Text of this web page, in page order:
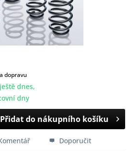
dopravu
dnes,
dny
Přidat do nákupního košíku
Doporučit